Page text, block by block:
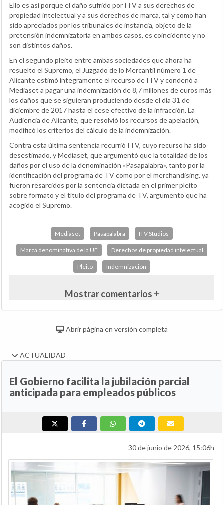
Ello es así porque el daño sufrido por ITV a sus derechos de
propiedad intelectual y a sus derechos de marca, tal y como han
sido apreciados por los tribunales de instancia, objeto de la
pretensión indemnizatoria en ambos casos, es coincidente y no
son distintos daños.
En el segundo pleito entre ambas sociedades que ahora ha
resuelto el Supremo, el Juzgado de lo Mercantil número 1 de
Alicante estimó íntegramente el recurso de ITV y condenó a
Mediaset a pagar una indemnización de 8,7 millones de euros más
los daños que se siguieran produciendo desde el día 31 de
diciembre de 2017 hasta el cese efectivo de la infracción. La
Audiencia de Alicante, que resolvió los recursos de apelación,
modificó los criterios del cálculo de la indemnización.
Contra esta última sentencia recurrió ITV, cuyo recurso ha sido
desestimado, y Mediaset, que argumentó que la totalidad de los
daños por el uso de la denominación «Pasapalabra», tanto por la
identificación del programa de TV como por el merchandising, ya
fueron resarcidos por la sentencia dictada en el primer pleito
sobre formato y el título del programa de TV, argumento que ha
acogido el Supremo.
Mediaset Pasapalabra ITV Studios
Marca denominativa de la UE Derechos de propiedad intelectual
Pleito Indemnización
Mostrar comentarios +
Abrir página en versión completa
ACTUALIDAD
El Gobierno facilita la jubilación parcial
anticipada para empleados públicos
30 de junio de 2026, 15:06h